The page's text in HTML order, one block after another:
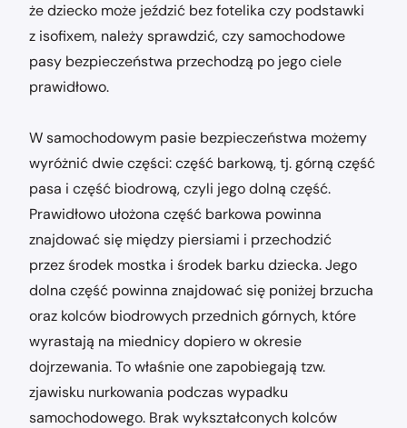
że dziecko może jeździć bez fotelika czy podstawki
z isofixem, należy sprawdzić, czy samochodowe
pasy bezpieczeństwa przechodzą po jego ciele
prawidłowo.
W samochodowym pasie bezpieczeństwa możemy
wyróżnić dwie części: część barkową, tj. górną część
pasa i część biodrową, czyli jego dolną część.
Prawidłowo ułożona część barkowa powinna
znajdować się między piersiami i przechodzić
przez środek mostka i środek barku dziecka. Jego
dolna część powinna znajdować się poniżej brzucha
oraz kolców biodrowych przednich górnych, które
wyrastają na miednicy dopiero w okresie
dojrzewania. To właśnie one zapobiegają tzw.
zjawisku nurkowania podczas wypadku
samochodowego. Brak wykształconych kolców